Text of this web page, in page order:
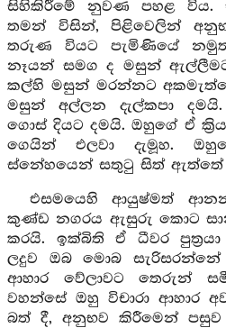
සිහිකිරීමේ නුවණ පහළ විය.
තමන් විසින්, පිළිවෙලින්
තරුණ වියට පැමිණියේ
නෑයන් සමග ද මසුන්
කල්හි මසුන් මරන්නට
මසුන් අල්ලන දැල්කපා
ගොස් දියට දමයි. ඔහුගේ ඒ
ගෙයින් එලවා දැමූහ.
ස්නේහයෙන් සතුටු සිත් ඇත්තේ
එසමයෙහි ආයුෂ්මත්
කුණ්ඩ නගරය ඇසුරු කොට
කරයි. ඉක්බිති ඒ ධීවර
ලදුව ඔබ මොබ සැරිසරන්නේ
ආහාර වේලාවට තෙරුන්
වහන්සේ ඔහු විචාරා ආහාර
බත් දී, අනුභව කිරීමෙන් පසුව